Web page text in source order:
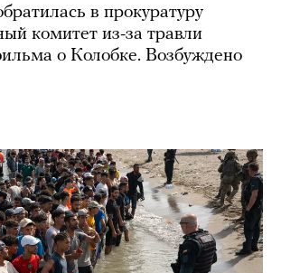
в прокуратуру
комитет из-за травли
о Колобке. Возбуждено